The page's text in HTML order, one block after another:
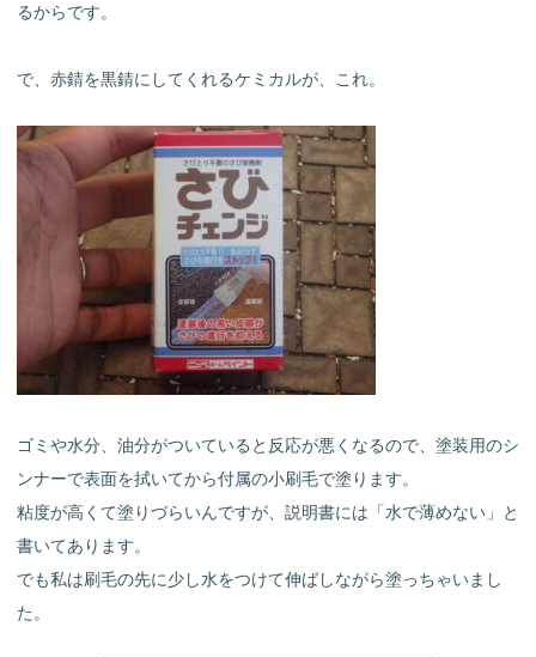
るからです。
で、赤錆を黒錆にしてくれるケミカルが、これ。
ゴミや水分、油分がついていると反応が悪くなるので、塗装用のシ
ンナーで表面を拭いてから付属の小刷毛で塗ります。
粘度が高くて塗りづらいんですが、説明書には「水で薄めない」と
書いてあります。
でも私は刷毛の先に少し水をつけて伸ばしながら塗っちゃいまし
た。